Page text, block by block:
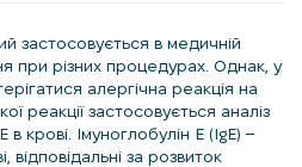
застосовується в медичній
при різних процедурах. Однак, у
алергічна реакція на
реакції застосовується аналіз
в крові. Імуноглобулін E (IgE) –
відповідальні за розвиток